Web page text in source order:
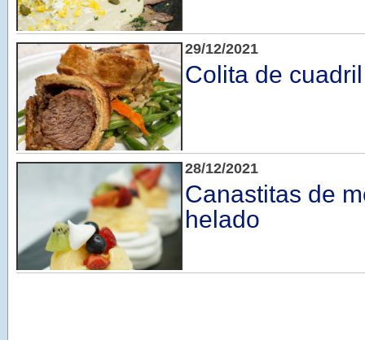
29/12/2021
Colita de
28/12/2021
Canastitas de
helado